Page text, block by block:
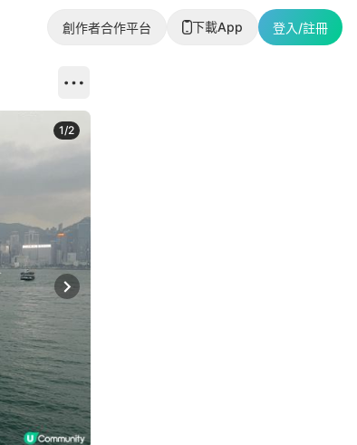
創作者合作平台 下載App 登入/註冊
Next slide
1/2